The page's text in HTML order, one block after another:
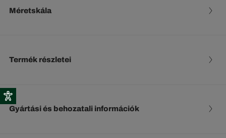
Méretskála
Termék részletei
Gyártási és behozatali információk